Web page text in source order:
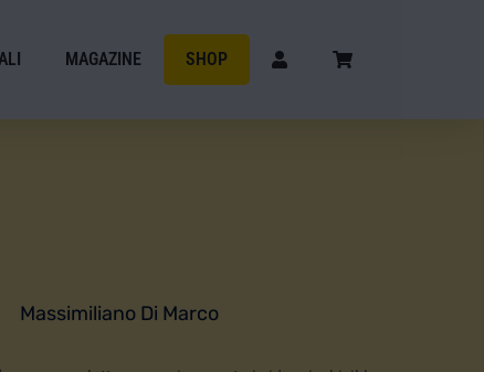
MAGAZINE SHOP
Massimiliano Di Marco